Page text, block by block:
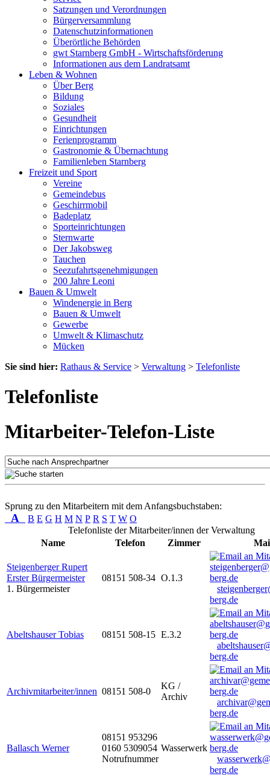
Satzungen und Verordnungen
Bürgerversammlung
Datenschutzinformationen
Überörtliche Behörden
gwt Starnberg GmbH - Wirtschaftsförderung
Informationen aus dem Landratsamt
Leben & Wohnen
Über Berg
Bildung
Soziales
Gesundheit
Einrichtungen
Ferienprogramm
Gastronomie & Übernachtung
Familienleben Starnberg
Freizeit und Sport
Vereine
Gemeindebus
Geschirrmobil
Badeplatz
Sporteinrichtungen
Sternwarte
Der Jakobsweg
Tauchen
Seezufahrtsgenehmigungen
200 Jahre Leoni
Bauen & Umwelt
Windenergie in Berg
Bauen & Umwelt
Gewerbe
Umwelt & Klimaschutz
Mücken
Sie sind hier: Rathaus & Service > Verwaltung > Telefonliste
Telefonliste
Mitarbeiter-Telefon-Liste
Sprung zu den Mitarbeitern mit dem Anfangsbuchstaben:
A B E G H M N P R S T W O
Telefonliste der Mitarbeiter/innen der Verwaltung
Name
Telefon Zimmer
Steigenberger Rupert
Erster Bürgermeister
1. Bürgermeister
08151 508-34 O.1.3
berg.de
Abeltshauser Tobias 08151 508-15 E.3.2
berg.de
Archivmitarbeiter/innen 08151 508-0
KG /
Archiv
berg.de
Ballasch Werner
08151 953296
0160 5309054
Notrufnummer
Wasserwerk
berg.de